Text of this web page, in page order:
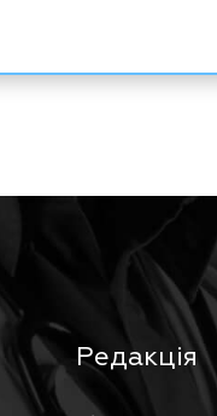
Редакція